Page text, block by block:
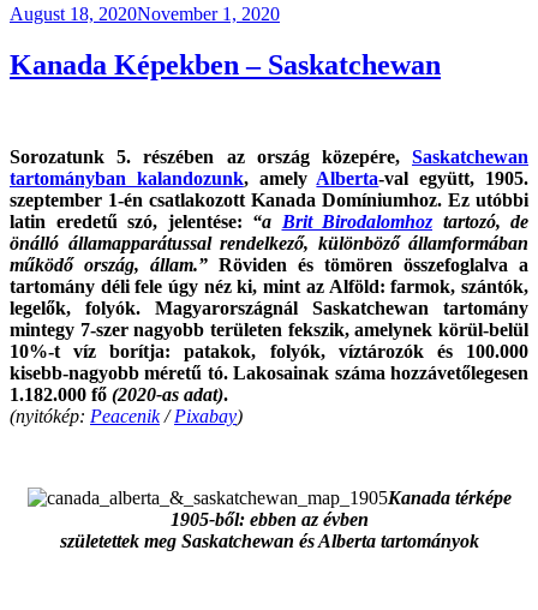
Posted
August 18, 2020November 1, 2020
Kanada Képekben – Saskatchewan
Sorozatunk 5. részében az ország közepére, Saskatchewan
tartományban kalandozunk, amely Alberta-val együtt, 1905.
szeptember 1-én csatlakozott Kanada Domíniumhoz. Ez utóbbi
latin eredetű szó, jelentése: “a Brit Birodalomhoz tartozó, de
önálló államapparátussal rendelkező, különböző államformában
működő ország, állam.” Röviden és tömören összefoglalva a
tartomány déli fele úgy néz ki, mint az Alföld: farmok, szántók,
legelők, folyók. Magyarországnál Saskatchewan tartomány
mintegy 7-szer nagyobb területen fekszik, amelynek körül-belül
10%-t víz borítja: patakok, folyók, víztározók és 100.000
kisebb-nagyobb méretű tó. Lakosainak száma hozzávetőlegesen
1.182.000 fő (2020-as adat).
(nyitókép: Peacenik/Pixabay)
Kanada térképe
1905-ből: ebben az évben
születettek meg Saskatchewan ésAlberta tartományok